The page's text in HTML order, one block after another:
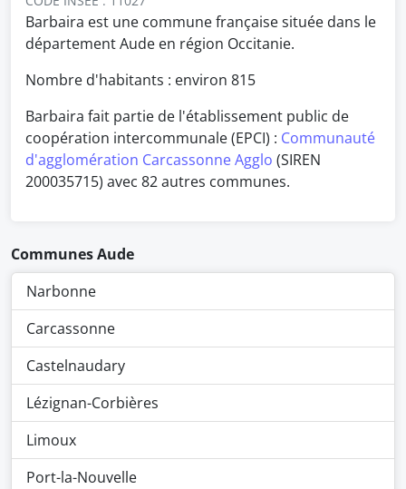
Barbaira est une commune française située dans le
département Aude en région Occitanie.
Nombre d'habitants : environ 815
Barbaira fait partie de l'établissement public de
coopération intercommunale (EPCI) : Communauté
d'agglomération Carcassonne Agglo (SIREN
200035715) avec 82 autres communes.
Communes Aude
Narbonne
Carcassonne
Castelnaudary
Lézignan-Corbières
Limoux
Port-la-Nouvelle